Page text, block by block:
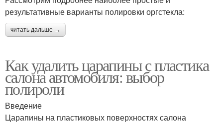
результативные варианты полировки оргстекла:
читать дальше →
Как удалить царапины с пластика
салона автомобиля: выбор
полироли
Введение
Царапины на пластиковых поверхностях салона